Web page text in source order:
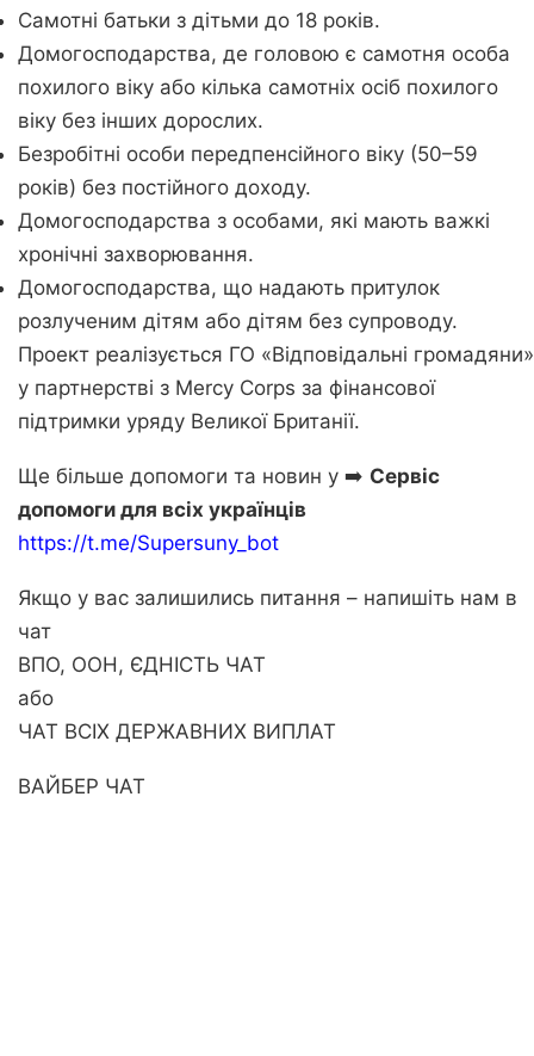
Самотні батьки з дітьми до 18 років.
Домогосподарства, де головою є самотня особа
похилого віку або кілька самотніх осіб похилого
віку без інших дорослих.
Безробітні особи передпенсійного віку (50–59
років) без постійного доходу.
Домогосподарства з особами, які мають важкі
хронічні захворювання.
Домогосподарства, що надають притулок
розлученим дітям або дітям без супроводу.
Проект реалізується ГО «Відповідальні громадяни»
у партнерстві з Mercy Corps за фінансової
підтримки уряду Великої Британії.
Ще більше допомоги та новин у ➡️ Сервіс
допомоги для всіх українців
https://t.me/Supersuny_bot
Якщо у вас залишились питання – напишіть нам в
чат
ВПО, ООН, ЄДНІСТЬ ЧАТ
або
ЧАТ ВСІХ ДЕРЖАВНИХ ВИПЛАТ
ВАЙБЕР ЧАТ